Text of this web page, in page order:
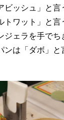
ビッシュ」と言
トワット」と
ジェラを手で
ンは「ダボ」